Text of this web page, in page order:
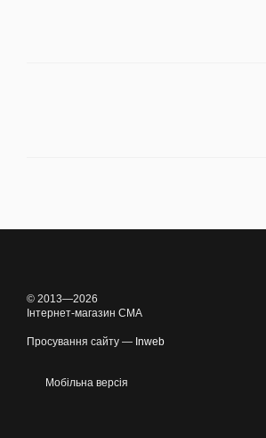
© 2013—2026
Інтернет-магазин CMA
Просування сайту — Inweb
Мобільна версія